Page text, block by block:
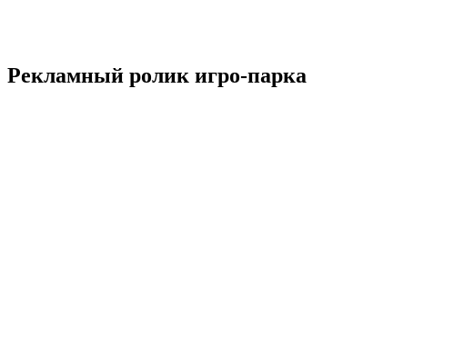
Рекламный ролик игро-парка